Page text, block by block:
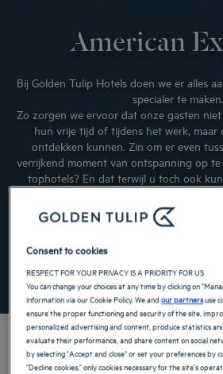
American
Bij Golden Tulip Hotels doen we er alles
specialer te maken.
Zo zorgen we ervoor dat onze gasten
hun vrije tijd of tijdens het werk, maar
ontdekken kunnen. Zin om er even
verrijkend moment van ontspanning op
tophotels? En dat terwijl u toch ook
Profiteer van dit American Express
uw AMEX-kaart, ontvangt u 15% korting
dit voor elke boeking minstens 2
Consent to cookies
RESPECT FOR YOUR PRIVACY IS A PRIORITY FOR US
You can change your choices at any time by clicking on
information via our Cookie Policy. We andour partnersuse
ensure the proper functioning and security of the site,
personalized advertising and content, produce statistics
evaluate their performance, and share content on social
by selecting "Accept and close" or set your preferences by
"Decline cookies," only cookies necessary for the site's